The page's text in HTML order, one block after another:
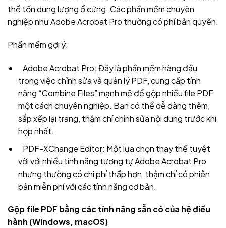
thể tốn dung lượng ổ cứng. Các phần mềm chuyên
nghiệp như Adobe Acrobat Pro thường có phí bản quyền.
Phần mềm gợi ý:
Adobe Acrobat Pro: Đây là phần mềm hàng đầu
trong việc chỉnh sửa và quản lý PDF, cung cấp tính
năng “Combine Files” mạnh mẽ để gộp nhiều file PDF
một cách chuyên nghiệp. Bạn có thể dễ dàng thêm,
sắp xếp lại trang, thậm chí chỉnh sửa nội dung trước khi
hợp nhất.
PDF-XChange Editor: Một lựa chọn thay thế tuyệt
vời với nhiều tính năng tương tự Adobe Acrobat Pro
nhưng thường có chi phí thấp hơn, thậm chí có phiên
bản miễn phí với các tính năng cơ bản.
Gộp file PDF bằng các tính năng sẵn có của hệ điều
hành (Windows, macOS)